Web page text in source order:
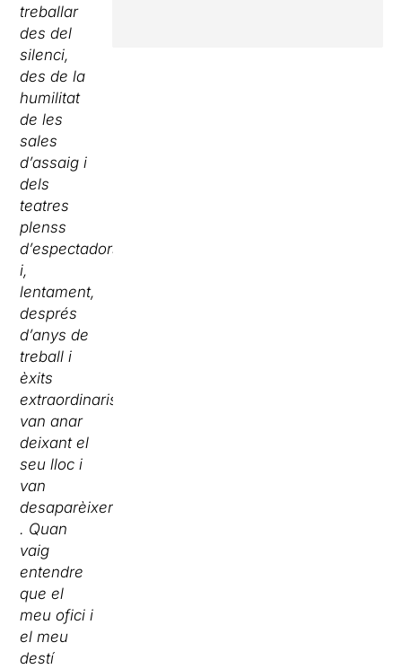
treballar
des del
silenci,
des de la
humilitat
de les
sales
d’assaig i
dels
teatres
plenss
d’espectadors
i,
lentament,
després
d’anys de
treball i
èxits
extraordinaris,
van anar
deixant el
seu lloc i
van
desaparèixer
. Quan
vaig
entendre
que el
meu ofici i
el meu
destí